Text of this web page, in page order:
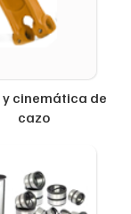
y cinemática de
cazo